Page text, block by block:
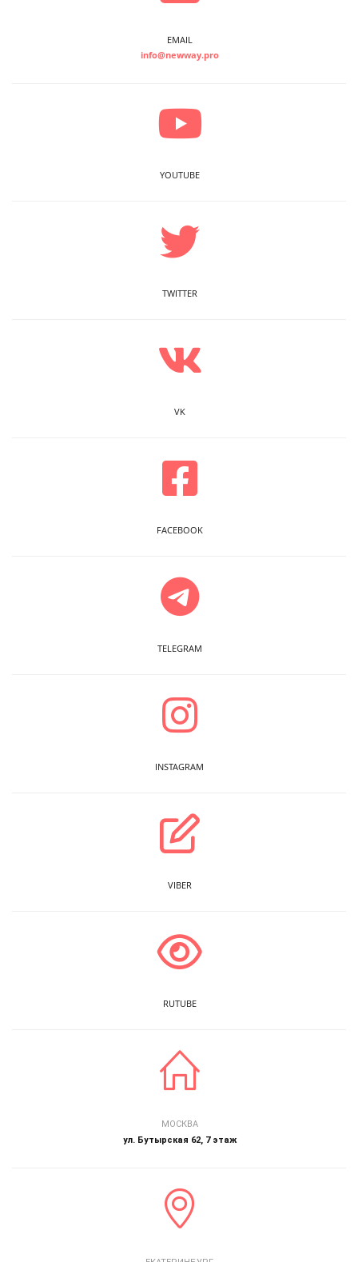
EMAIL
info@newway.pro
YOUTUBE
TWITTER
VK
FACEBOOK
TELEGRAM
INSTAGRAM
VIBER
RUTUBE
МОСКВА
ул. Бутырская 62, 7 этаж